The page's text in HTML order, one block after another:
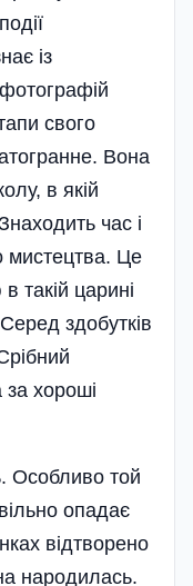
із
свого
Вона
в якій
час і
мистецтва. Це
такій царині
здобутків
за хороші
Особливо той
опадає
відтворено
народилась.